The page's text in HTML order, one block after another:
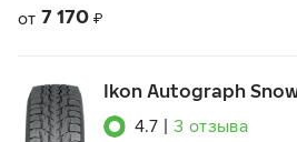
от 7 170 ₽
Ikon Autograph
4.7 3 отзыва